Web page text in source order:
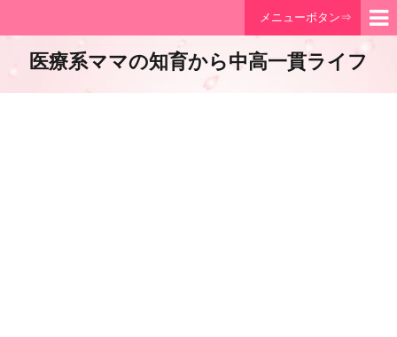
メニューボタン⇒
医療系ママの知育から中高一貫ライフ